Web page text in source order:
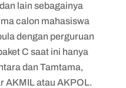
lain sebagainya
calon mahasiswa
dengan perguruan
C saat ini hanya
dan Tamtama,
AKMIL atau AKPOL.